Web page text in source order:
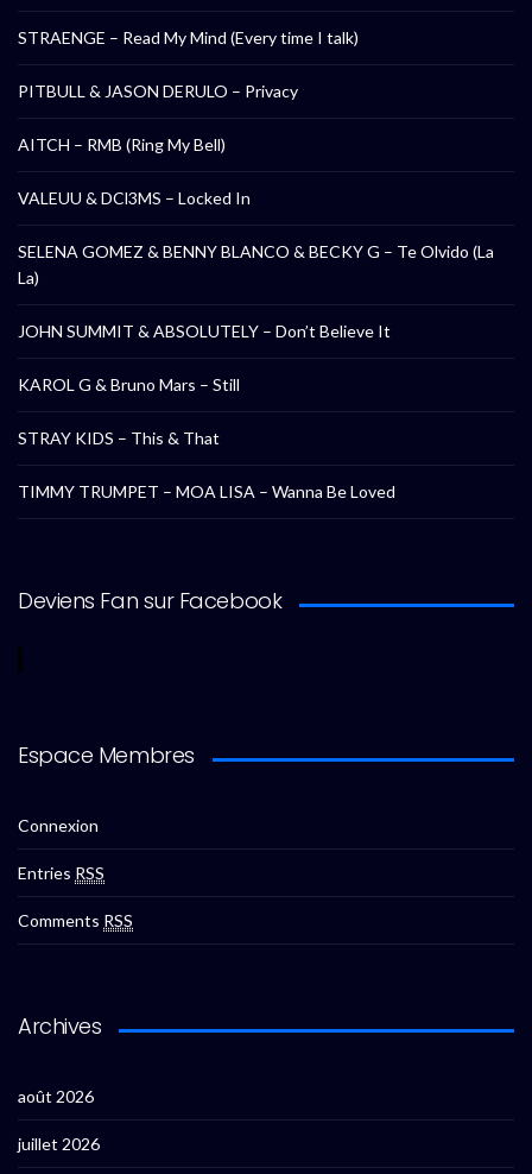
STRAENGE – Read My Mind (Every time I talk)
PITBULL & JASON DERULO – Privacy
AITCH – RMB (Ring My Bell)
VALEUU & DCl3MS – Locked In
SELENA GOMEZ & BENNY BLANCO & BECKY G – Te Olvido (La
La)
JOHN SUMMIT & ABSOLUTELY – Don’t Believe It
KAROL G & Bruno Mars – Still
STRAY KIDS – This & That
TIMMY TRUMPET – MOA LISA – Wanna Be Loved
Deviens Fan sur Facebook
Espace Membres
Connexion
Entries RSS
Comments RSS
Archives
août 2026
juillet 2026